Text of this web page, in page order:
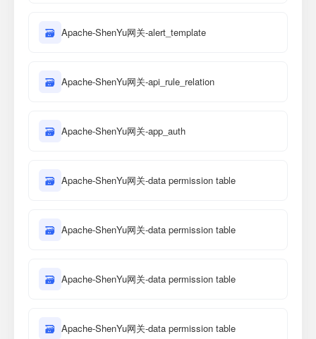
🗃 Apache-ShenYu网关-alert_template
🗃 Apache-ShenYu网关-api_rule_relation
🗃 Apache-ShenYu网关-app_auth
🗃 Apache-ShenYu网关-data permission table
🗃 Apache-ShenYu网关-data permission table
🗃 Apache-ShenYu网关-data permission table
🗃 Apache-ShenYu网关-data permission table